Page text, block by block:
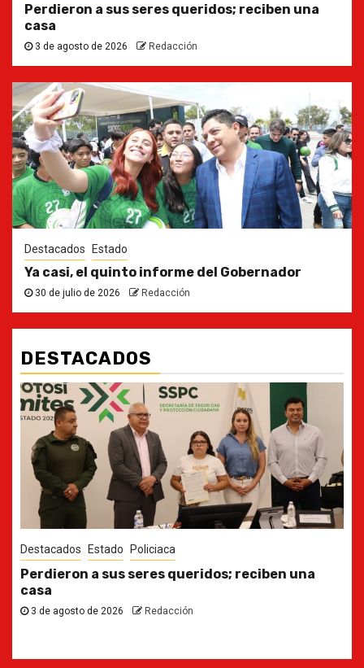
Perdieron a sus seres queridos; reciben una
casa
3 de agosto de 2026 Redacción
Destacados Estado
Ya casi, el quinto informe del Gobernador
30 de julio de 2026 Redacción
DESTACADOS
Destacados Estado
Ya casi, el quinto informe del Gobernador
30 de julio de 2026